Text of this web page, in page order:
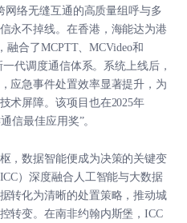
网络无缝互通的高质量组呼与多
永不掉线。在香港，海能达为港
融合了MCPTT、MCVideo和
代调度通信体系。系统上线后，
应急事件处置效率显著提升，为
术屏障。该项目也在2025年
信最佳应用奖”。
，数据智能便成为决策的关键变
）深度融合人工智能与大数据
转化为清晰的处置策略，推动城
转变。在南非约翰内斯堡，ICC